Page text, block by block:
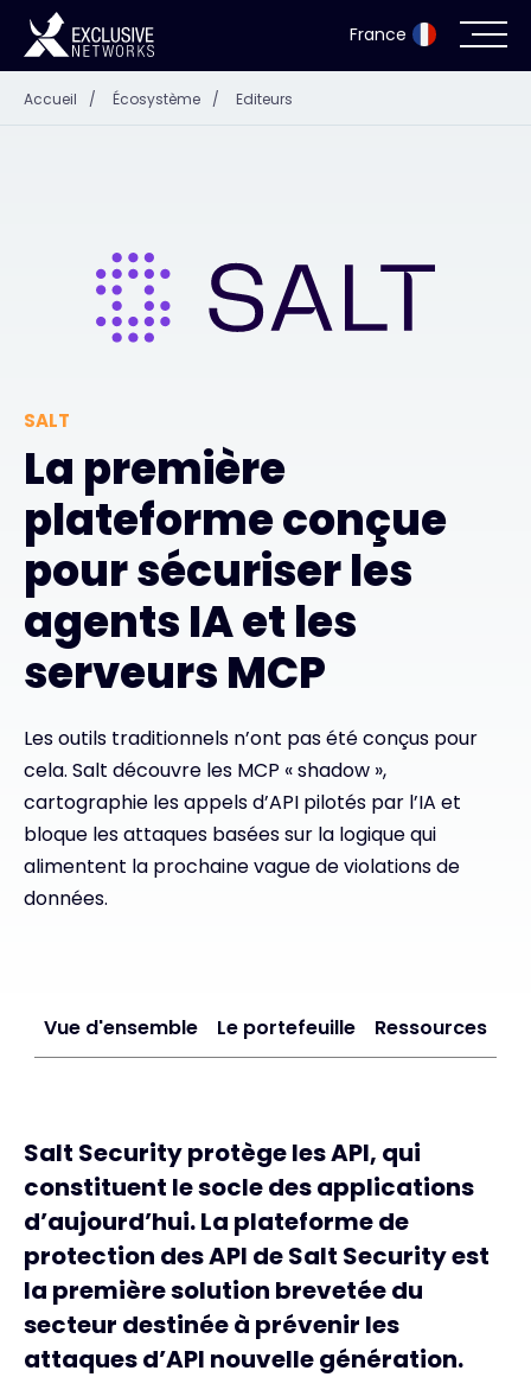
France
Ressources
Entreprise
Exclusive Access Login
Exclusive Access - En savoir plus
Contact
#weareexclusive
Accueil / Écosystème / Editeurs
SALT
La première
plateforme conçue
pour sécuriser les
agents IA et les
serveurs MCP
Les outils traditionnels n’ont pas été conçus pour
cela. Salt découvre les MCP « shadow »,
cartographie les appels d’API pilotés par l’IA et
bloque les attaques basées sur la logique qui
alimentent la prochaine vague de violations de
données.
Vue d'ensemble Le portefeuille Ressources
Salt Security protège les API, qui
constituent le socle des applications
d’aujourd’hui. La plateforme de
protection des API de Salt Security est
la première solution brevetée du
secteur destinée à prévenir les
attaques d’API nouvelle génération.